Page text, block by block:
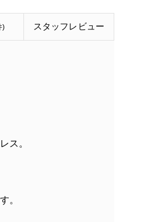
) スタッフ レビュー
ス。
。